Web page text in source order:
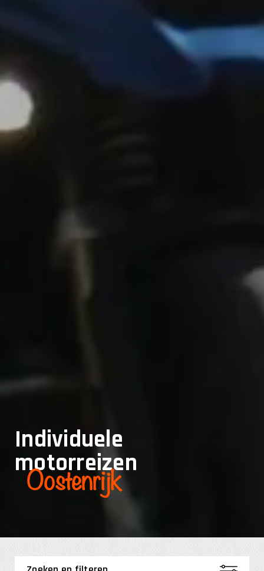
Individuele
motorreizen
Oostenrijk